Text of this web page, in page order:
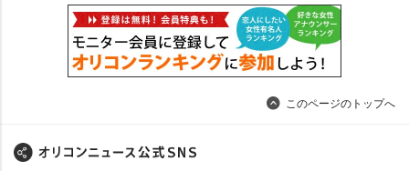
このページのトップへ